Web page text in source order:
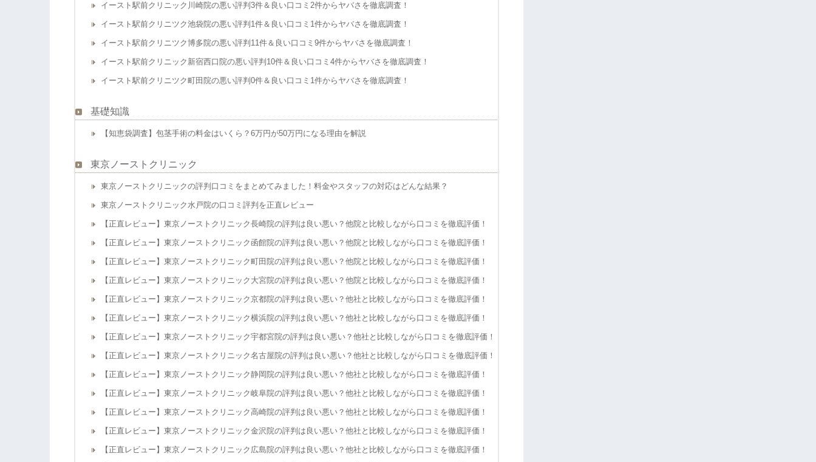
イースト駅前クリニック川崎院の悪い評判3件＆良い口コミ2件からヤバさを徹底調査！
イースト駅前クリニツク池袋院の悪い評判1件＆良い口コミ1件からヤバさを徹底調査！
イースト駅前クリニツク博多院の悪い評判​11​件＆良い口コミ9件からヤバさを徹底調査！
イースト駅前クリニック新宿西口院の悪い評判10件＆良い口コミ4件からヤバさを徹底調査！
イースト駅前クリニツク町田院の悪い評判0件＆良い口コミ1件からヤバさを徹底調査！
基礎知識
【知恵袋調査】包茎手術の料金はいくら？6万円が50万円になる理由を解説
東京ノーストクリニック
東京ノーストクリニックの評判口コミをまとめてみました！料金やスタッフの対応はどんな結果？
東京ノーストクリニック水戸院の口コミ評判を正直レビュー
【正直レビュー】東京ノーストクリニック長崎院の評判は良い悪い？他院と比較しながら口コミを徹底評価！
【正直レビュー】東京ノーストクリニック函館院の評判は良い悪い？他院と比較しながら口コミを徹底評価！
【正直レビュー】東京ノーストクリニック町田院の評判は良い悪い？他院と比較しながら口コミを徹底評価！
【正直レビュー】東京ノーストクリニック大宮院の評判は良い悪い？他院と比較しながら口コミを徹底評価！
【正直レビュー】東京ノーストクリニック京都院の評判は良い悪い？他社と比較しながら口コミを徹底評価！
【正直レビュー】東京ノーストクリニック横浜院の評判は良い悪い？他社と比較しながら口コミを徹底評価！
【正直レビュー】東京ノーストクリニック宇都宮院の評判は良い悪い？他社と比較しながら口コミを徹底評価！
【正直レビュー】東京ノーストクリニック名古屋院の評判は良い悪い？他社と比較しながら口コミを徹底評価！
【正直レビュー】東京ノーストクリニック静岡院の評判は良い悪い？他社と比較しながら口コミを徹底評価！
【正直レビュー】東京ノーストクリニック岐阜院の評判は良い悪い？他社と比較しながら口コミを徹底評価！
【正直レビュー】東京ノーストクリニック高崎院の評判は良い悪い？他社と比較しながら口コミを徹底評価！
【正直レビュー】東京ノーストクリニック金沢院の評判は良い悪い？他社と比較しながら口コミを徹底評価！
【正直レビュー】東京ノーストクリニック広島院の評判は良い悪い？他社と比較しながら口コミを徹底評価！